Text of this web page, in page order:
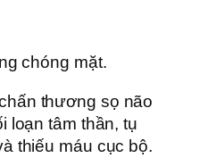
chóng mặt.
thương sọ não
loạn tâm thần, tụ
thiếu máu cục bộ.